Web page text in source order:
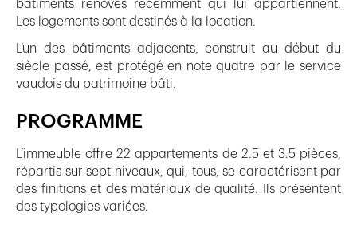
bâtiments rénovés récemment qui lui appartiennent.
Les logements sont destinés à la location.
L’un des bâtiments adjacents, construit au début du
siècle passé, est protégé en note quatre par le service
vaudois du patrimoine bâti.
PROGRAMME
L’immeuble offre 22 appartements de 2.5 et 3.5 pièces,
répartis sur sept niveaux, qui, tous, se caractérisent par
des finitions et des matériaux de qualité. Ils présentent
des typologies variées.